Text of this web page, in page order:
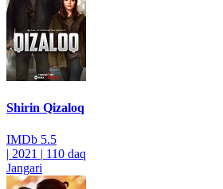
Shirin Qizaloq
IMDb 5.5
| 2021 | 110 daq
Jangari